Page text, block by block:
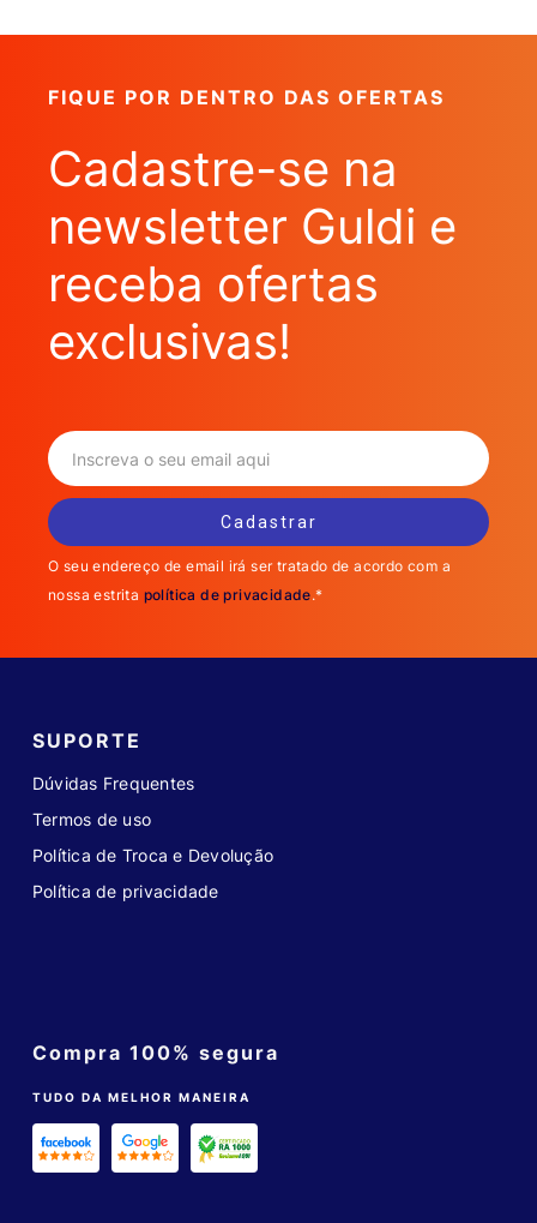
FIQUE POR DENTRO DAS OFERTAS
Cadastre-se na
newsletter Guldi e
receba ofertas
exclusivas!
O seu endereço de email irá ser tratado de acordo com a
nossa estrita política de privacidade.*
SUPORTE
Dúvidas Frequentes
Termos de uso
Política de Troca e Devolução
Política de privacidade
Compra 100% segura
TUDO DA MELHOR MANEIRA